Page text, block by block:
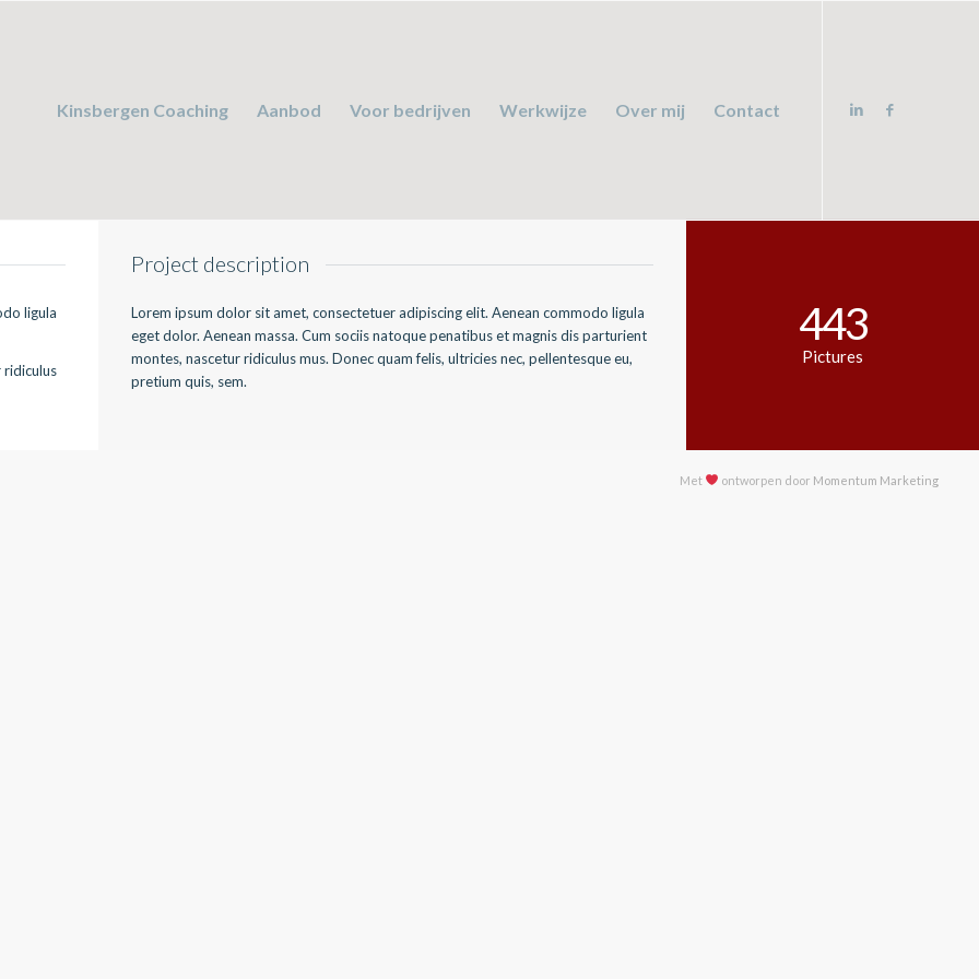
Kinsbergen Coaching Aanbod Voor bedrijven Werkwijze Over mij Contact
ligula
ridiculus
Project description
Lorem ipsum dolor sit amet, consectetuer adipiscing elit. Aenean commodo ligula
eget dolor. Aenean massa. Cum sociis natoque penatibus et magnis dis parturient
montes, nascetur ridiculus mus. Donec quam felis, ultricies nec, pellentesque eu,
pretium quis, sem.
443
Pictures
Met ontworpen door Momentum Marketing